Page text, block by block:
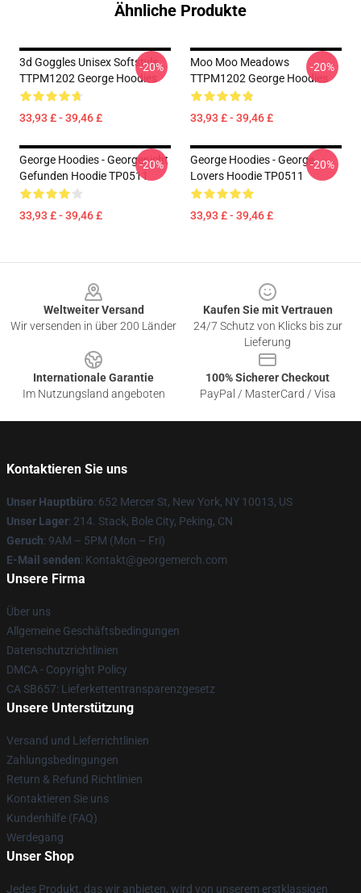
Ähnliche Produkte
3d Goggles Unisex Softstyle
TTPM1202 George Hoodies
33,93 £ - 39,46 £
-20%
Moo Moo Meadows
TTPM1202 George Hoodies
33,93 £ - 39,46 £
-20%
George Hoodies - Georgenicht
Gefunden Hoodie TP0511
33,93 £ - 39,46 £
-20%
George Hoodies - George
Lovers Hoodie TP0511
33,93 £ - 39,46 £
-20%
Weltweiter Versand
Wir versenden in über 200 Länder
Kaufen Sie mit Vertrauen
24/7 Schutz von Klicks bis zur
Lieferung
Internationale Garantie
Im Nutzungsland angeboten
100% Sicherer Checkout
PayPal / MasterCard / Visa
Kontaktieren Sie uns
Unser Hauptbüro: 652 Mercer St, New York, NY 10013, US
Unser Lager: 214. Stack, Bole City, Peking, CN
Geruch: 9AM – 5PM (Mon – Fri)
E-Mail senden: Kontakt@georgemerch.com
Unsere Firma
Über uns
Allgemeine Geschäftsbedingungen
Datenschutzrichtlinien
DMCA - Copyright Policy
CA SB657: Lieferkettentransparenzgesetz
Unsere Unterstützung
Versand und Lieferrichtlinien
Zahlungsbedingungen
Return & Refund Richtlinien
Kontaktieren Sie uns
Kundenhilfe (FAQ)
Werdegang
Unser Shop
Jedes Produkt, das wir anbieten, wird von unserem erstklassigen